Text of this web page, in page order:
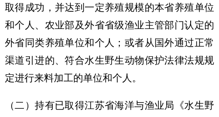
取得成功，并达到一定养殖规模的本省养殖单位
和个人、农业部及外省省级渔业主管部门认定的
外省同类养殖单位和个人；或者从国外通过正常
渠道引进的、符合水生野生动物保护法律法规规
定进行来料加工的单位和个人。
（二）持有已取得江苏省海洋与渔业局《水生野